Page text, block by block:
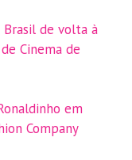
Brasil de volta à
Cinema de
em
Company